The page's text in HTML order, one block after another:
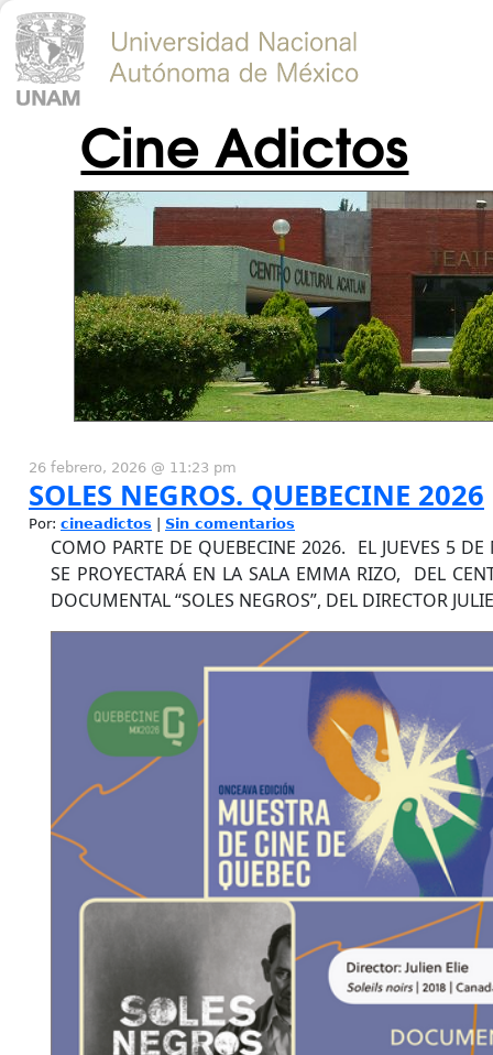
Cine Adictos
26 febrero, 2026 @ 11:23 pm
SOLES NEGROS. QUEBECINE 2026
Por: cineadictos Sin comentarios
COMO PARTE DE QUEBECINE 2026. EL JUEVES 5
SE PROYECTARÁ EN LA SALA EMMA RIZO, DEL
DOCUMENTAL “SOLES NEGROS”, DEL DIRECTOR